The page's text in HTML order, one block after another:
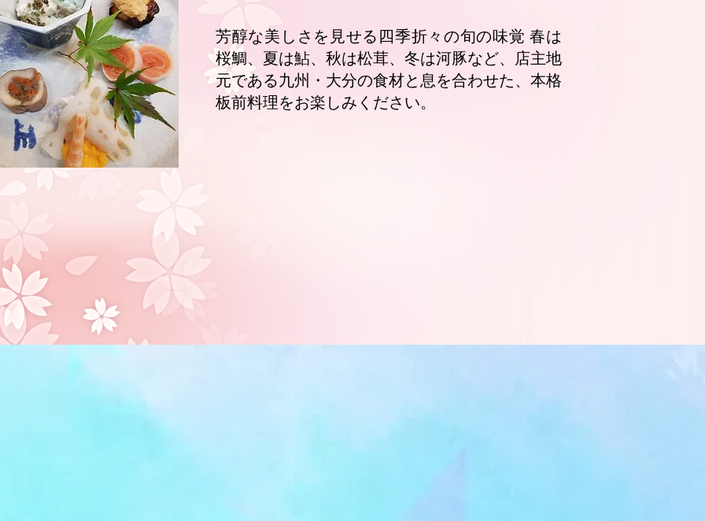
芳醇な美しさを見せる四季折々の旬の味覚 春は
桜鯛、夏は鮎、秋は松茸、冬は河豚など、店主地
元である九州・大分の食材と息を合わせた、本格
板前料理をお楽しみください。